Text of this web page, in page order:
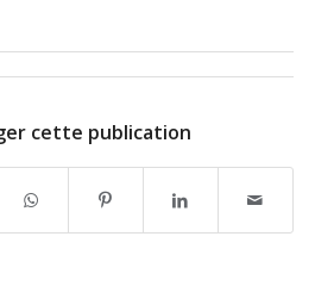
cette publication